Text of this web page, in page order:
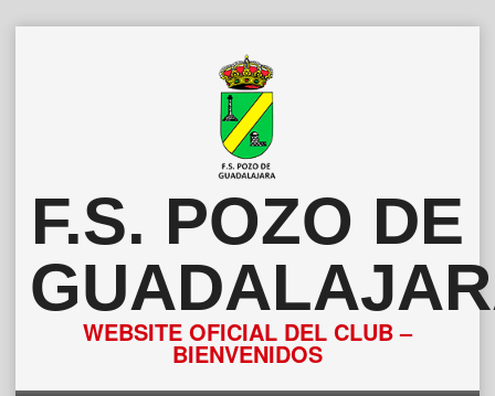
F.S. POZO DE
WEBSITE OFICIAL DEL CLUB –
BIENVENIDOS